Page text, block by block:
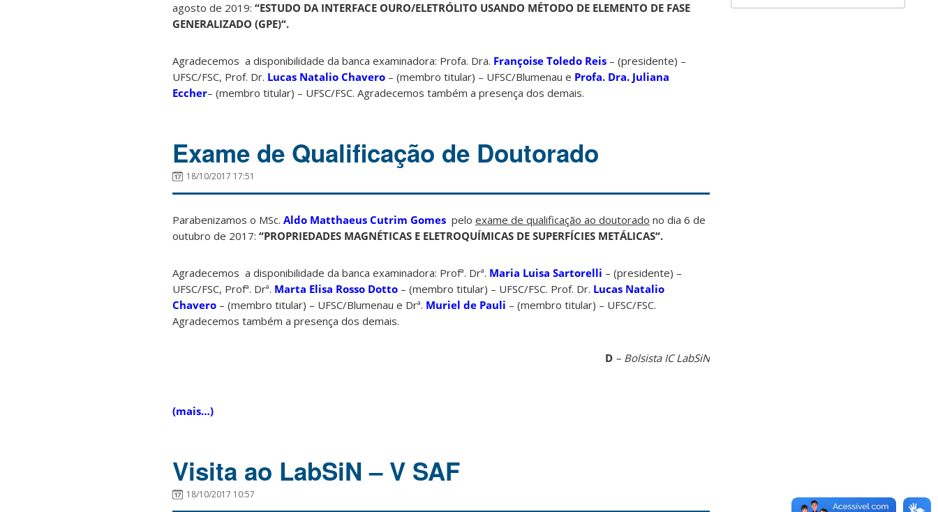
agosto de 2019: “ESTUDO DA INTERFACE OURO/ELETRÓLITO USANDO MÉTODO DE ELEMENTO DE FASE
GENERALIZADO (GPE)“.
Agradecemos a disponibilidade da banca examinadora: Profa. Dra. Françoise Toledo Reis – (presidente) –
UFSC/FSC, Prof. Dr. Lucas Natalio Chavero – (membro titular) – UFSC/Blumenau e Profa. Dra. Juliana
Eccher– (membro titular) – UFSC/FSC. Agradecemos também a presença dos demais.
Exame de Qualificação de Doutorado
18/10/2017 17:51
Parabenizamos o MSc. Aldo Matthaeus Cutrim Gomes pelo exame de qualificação ao doutorado no dia 6 de
outubro de 2017: “PROPRIEDADES MAGNÉTICAS E ELETROQUÍMICAS DE SUPERFÍCIES METÁLICAS“.
Agradecemos a disponibilidade da banca examinadora: Profª. Drª. Maria Luisa Sartorelli – (presidente) –
UFSC/FSC, Profª. Drª. Marta Elisa Rosso Dotto – (membro titular) – UFSC/FSC. Prof. Dr. Lucas Natalio
Chavero – (membro titular) – UFSC/Blumenau e Drª. Muriel de Pauli – (membro titular) – UFSC/FSC.
Agradecemos também a presença dos demais.
D – Bolsista IC LabSiN
(mais…)
Visita ao LabSiN – V SAF
18/10/2017 10:57